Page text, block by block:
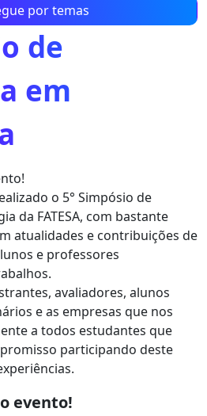
por temas
de
em
o 5° Simpósio de
da FATESA, com bastante
atualidades e contribuições de
e professores
avaliadores, alunos
e as empresas que nos
a todos estudantes que
participando deste
evento!